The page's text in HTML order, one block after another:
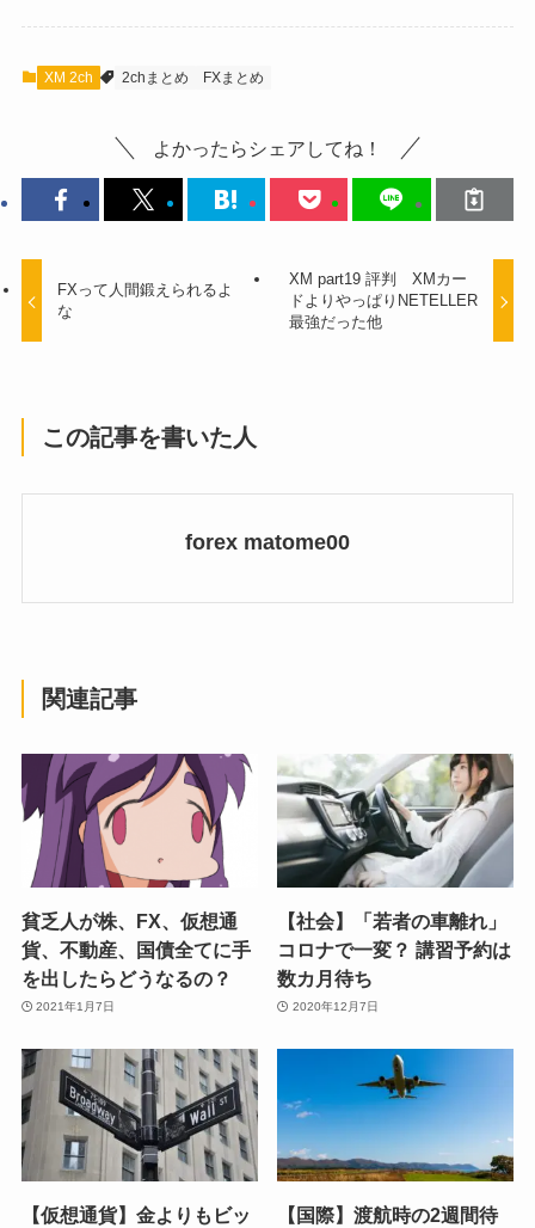
XM 2ch 2chまとめ FXまとめ
よかったらシェアしてね！
FXって人間鍛えられるよ
な
XM part19 評判 XMカー
ドよりやっぱりNETELLER
最強だった他
この記事を書いた人
forex matome00
関連記事
貧乏人が株、FX、仮想通
貨、不動産、国債全てに手
を出したらどうなるの？
2021年1月7日
【社会】「若者の車離れ」
コロナで一変？ 講習予約は
数カ月待ち
2020年12月7日
【仮想通貨】金よりもビッ
【国際】渡航時の2週間待